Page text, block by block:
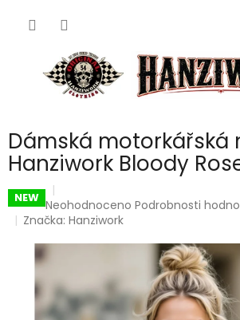
Dámská motorkářská
Hanziwork Bloody
NEW Průměrné
hodnocení
0,0
hvězdiček.
Neohodnoceno Podrobnosti
Značka:Hanziwork